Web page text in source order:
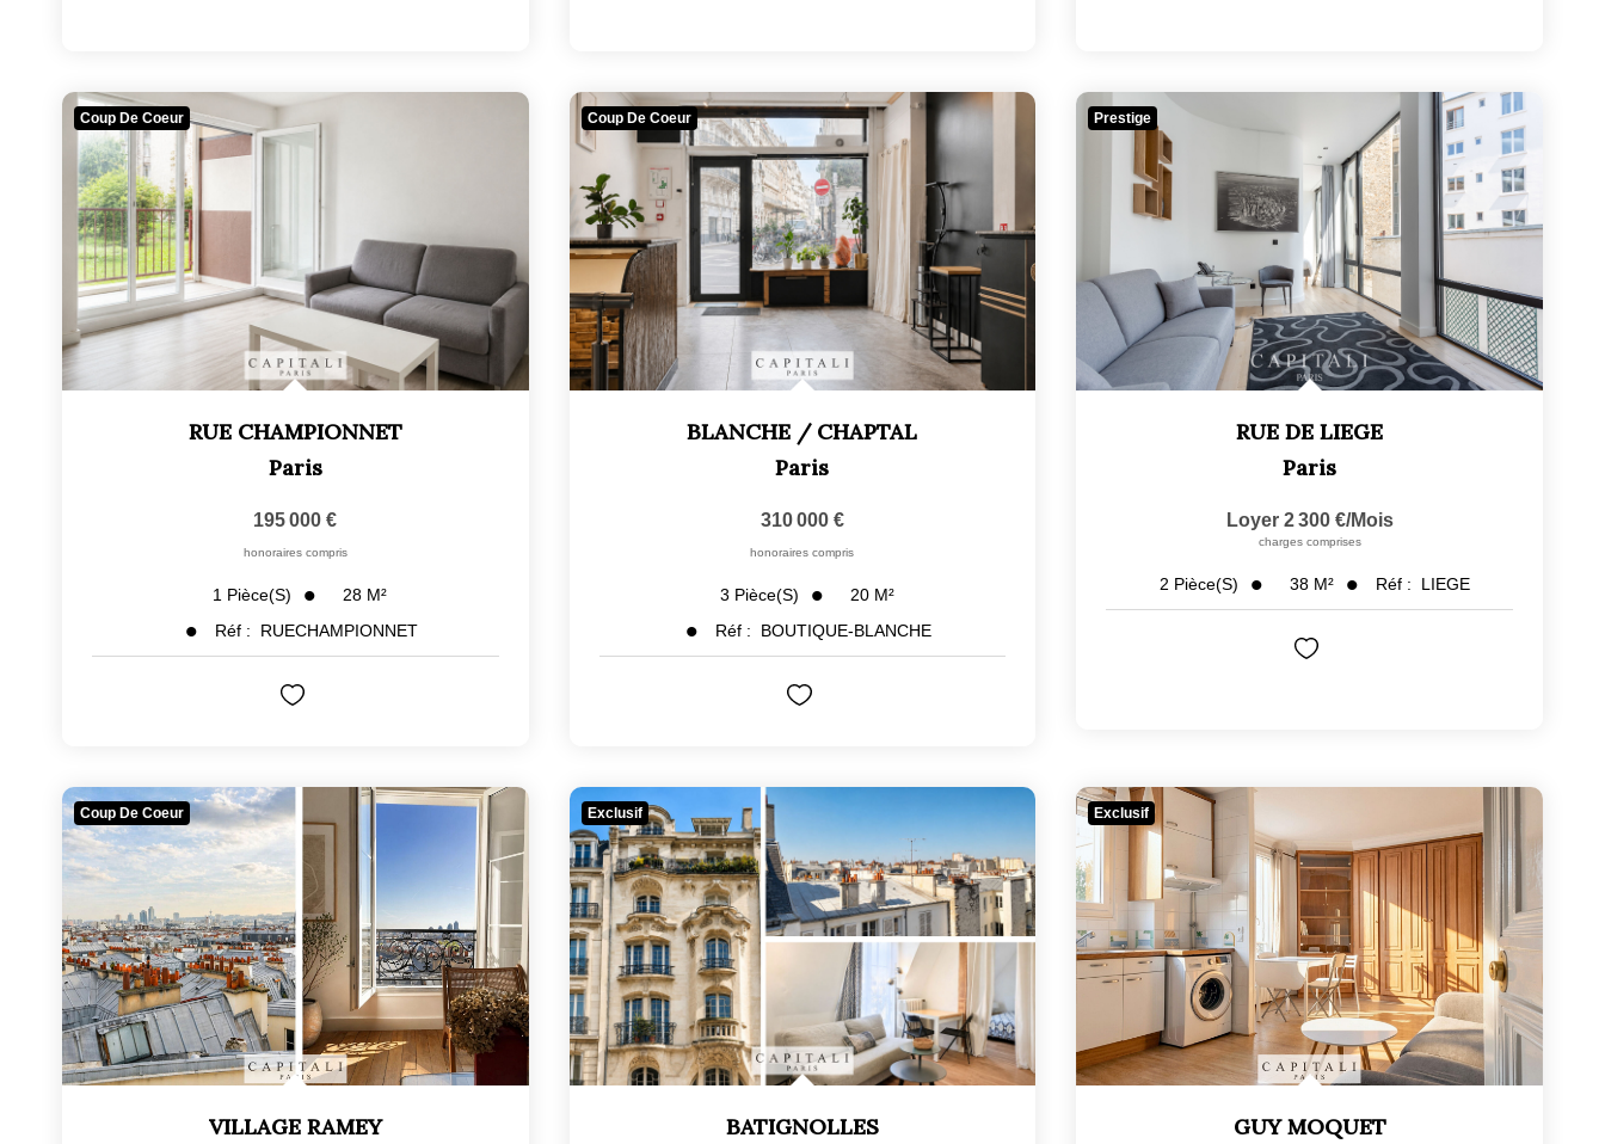
Coup De Coeur
RUE CHAMPIONNET
Paris
195 000 €
honoraires compris
1 Pièce(s) 28 M²
Réf :
RUECHAMPIONNET
Coup De Coeur
BLANCHE / CHAPTAL
Paris
310 000 €
honoraires compris
3 Pièce(s) 20 M²
Réf :
BOUTIQUE-BLANCHE
Prestige
RUE DE LIEGE
Paris
Loyer 2 300 €/mois
charges comprises
2 Pièce(s) 38 M² Réf : LIEGE
Coup De Coeur
VILLAGE RAMEY
Exclusif
BATIGNOLLES
Exclusif
GUY MOQUET